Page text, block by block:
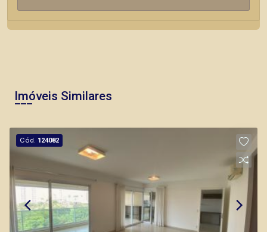
Imóveis Similares
Cód. 124082